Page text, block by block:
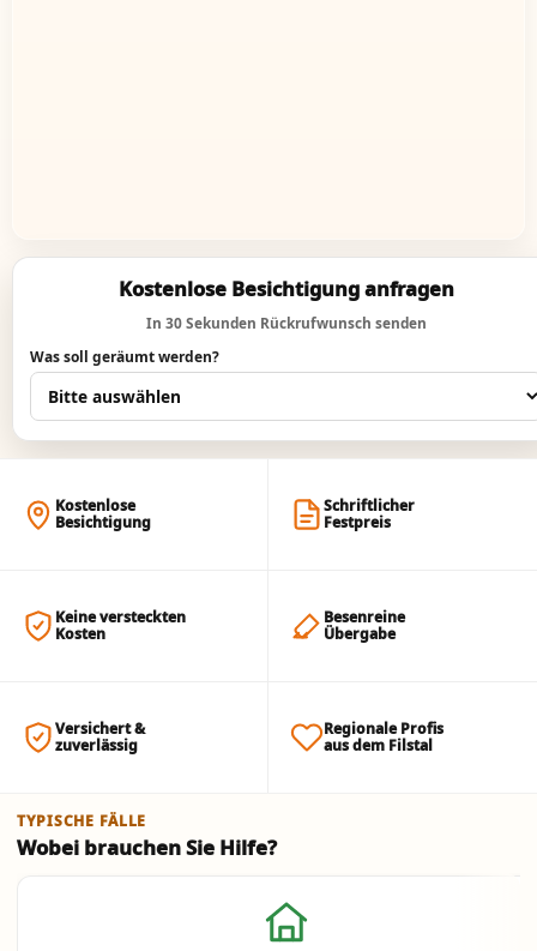
Kostenlose Besichtigung anfragen
In 30 Sekunden Rückrufwunsch senden
Was soll geräumt werden?
Kostenlose
Besichtigung
Schriftlicher
Festpreis
Keine versteckten
Kosten
Besenreine
Übergabe
Versichert &
zuverlässig
Regionale Profis
aus dem Filstal
TYPISCHE FÄLLE
Wobei brauchen Sie Hilfe?